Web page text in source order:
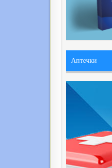
Аптечки